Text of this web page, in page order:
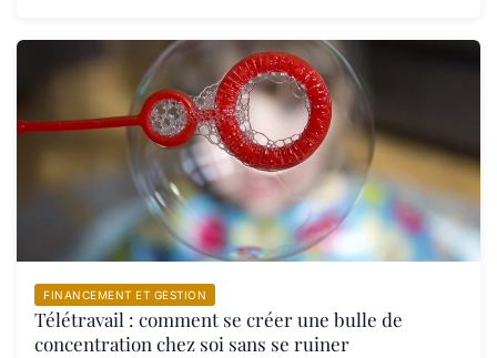
FINANCEMENT ET GESTION
Télétravail : comment se créer une bulle de
concentration chez soi sans se ruiner